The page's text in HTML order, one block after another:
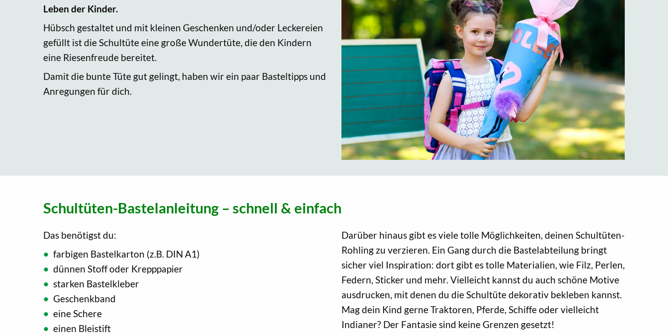
Leben der Kinder.
Hübsch gestaltet und mit kleinen Geschenken und/oder Leckereien
gefüllt ist die Schultüte eine große Wundertüte, die den Kindern
eine Riesenfreude bereitet.
Damit die bunte Tüte gut gelingt, haben wir ein paar Basteltipps und
Anregungen für dich.
Schultüten-Bastelanleitung – schnell & einfach
Das benötigst du:
farbigen Bastelkarton (z.B. DIN A1)
dünnen Stoff oder Krepppapier
starken Bastelkleber
Geschenkband
eine Schere
einen Bleistift
Darüber hinaus gibt es viele tolle Möglichkeiten, deinen Schultüten-
Rohling zu verzieren. Ein Gang durch die Bastelabteilung bringt
sicher viel Inspiration: dort gibt es tolle Materialien, wie Filz, Perlen,
Federn, Sticker und mehr. Vielleicht kannst du auch schöne Motive
ausdrucken, mit denen du die Schultüte dekorativ bekleben kannst.
Mag dein Kind gerne Traktoren, Pferde, Schiffe oder vielleicht
Indianer? Der Fantasie sind keine Grenzen gesetzt!